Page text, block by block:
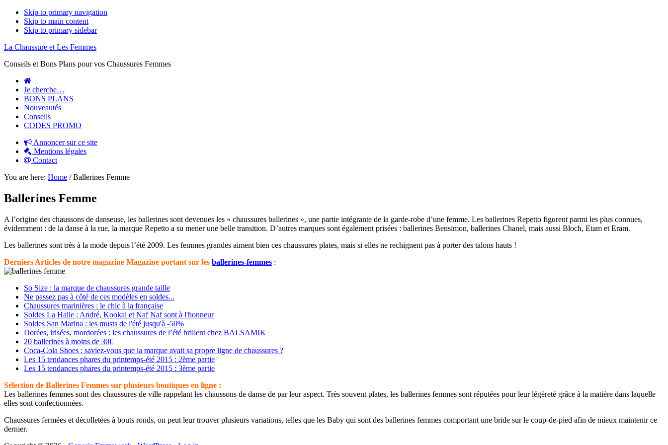
Skip to primary navigation
Skip to main content
Skip to primary sidebar
La Chaussure et Les Femmes
Conseils et Bons Plans pour vos Chaussures Femmes
Je cherche…
BONS PLANS
Nouveautés
Conseils
CODES PROMO
Annoncer sur ce site
Mentions légales
Contact
You are here: Home /Ballerines Femme
Ballerines Femme
A l’origine des chaussons de danseuse, les ballerines sont devenues les « chaussures ballerines », une partie intégrante de la garde-robe d’une femme. Les ballerines Repetto figurent parmi les plus connues,
évidemment : de la danse à la rue, la marque Repetto a su mener une belle transition. D’autres marques sont également prisées : ballerines Bensimon, ballerines Chanel, mais aussi Bloch, Etam et Eram.
Les ballerines sont très à la mode depuis l’été 2009. Les femmes grandes aiment bien ces chaussures plates, mais si elles ne rechignent pas à porter des talons hauts !
Derniers Articles de notre magazine Magazine portant sur les ballerines-femmes :
So Size : la marque de chaussures grande taille
Ne passez pas à côté de ces modèles en soldes...
Chaussures marinières : le chic à la française
Soldes La Halle : André, Kookai et Naf Naf sont à l'honneur
Soldes San Marina : les musts de l'été jusqu'à -50%
Dorées, irisées, mordorées : les chaussures de l’été brillent chez BALSAMIK
20 ballerines à moins de 30€
Coca-Cola Shoes : saviez-vous que la marque avait sa propre ligne de chaussures ?
Les 15 tendances phares du printemps-été 2015 : 2ème partie
Les 15 tendances phares du printemps-été 2015 : 3ème partie
Sélection de Ballerines Femmes sur plusieurs boutiques en ligne :
Les ballerines femmes sont des chaussures de ville rappelant les chaussons de danse de par leur aspect. Très souvent plates, les ballerines femmes sont réputées pour leur légèreté grâce à la matière dans laquelle
elles sont confectionnées.
Chaussures fermées et décolletées à bouts ronds, on peut leur trouver plusieurs variations, telles que les Baby qui sont des ballerines femmes comportant une bride sur le coup-de-pied afin de mieux maintenir ce
dernier.